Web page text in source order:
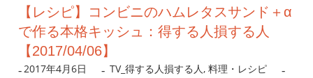
【レシピ】コンビニのハムレタスサンド＋α
で作る本格キッシュ：得する人損する人
【2017/04/06】
2017年4月6日 nanigoto
TV_得する人損する人, 料理・レシピ